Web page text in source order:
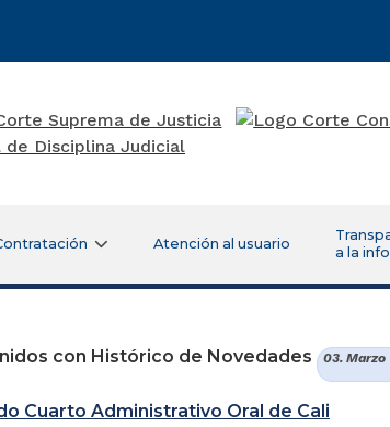
Atención al usuario
a la
con Histórico de Novedades 03. Marzo
Cuarto Administrativo Oral de Cali